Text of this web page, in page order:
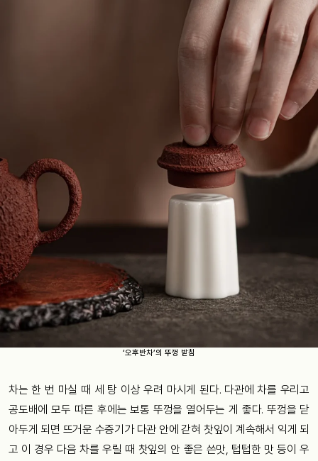
‘오후반차’의 뚜껑 받침
차는 한 번 마실 때 세 탕 이상 우려 마시게 된다. 다관에 차를 우리고
공도배에 모두 따른 후에는 보통 뚜껑을 열어두는 게 좋다. 뚜껑을 닫
아두게 되면 뜨거운 수증기가 다관 안에 갇혀 찻잎이 계속해서 익게 되
고 이 경우 다음 차를 우릴 때 찻잎의 안 좋은 쓴맛, 텁텁한 맛 등이 우